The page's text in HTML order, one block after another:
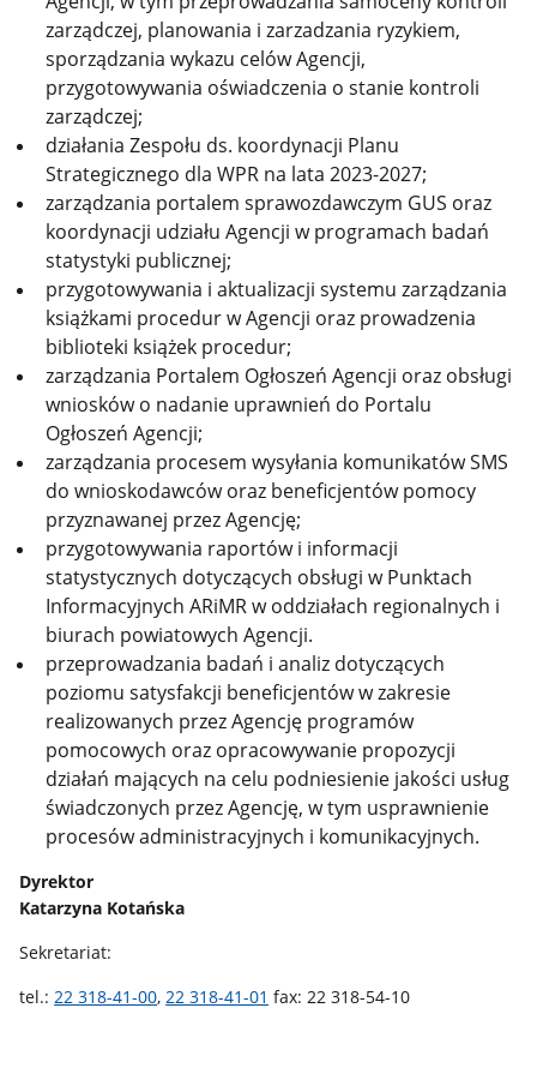
zarządczej, planowania i zarzadzania ryzykiem,
sporządzania wykazu celów Agencji,
przygotowywania oświadczenia o stanie kontroli
zarządczej;
działania Zespołu ds. koordynacji Planu
Strategicznego dla WPR na lata 2023-2027;
zarządzania portalem sprawozdawczym GUS oraz
koordynacji udziału Agencji w programach badań
statystyki publicznej;
przygotowywania i aktualizacji systemu zarządzania
książkami procedur w Agencji oraz prowadzenia
biblioteki książek procedur;
zarządzania Portalem Ogłoszeń Agencji oraz obsługi
wniosków o nadanie uprawnień do Portalu
Ogłoszeń Agencji;
zarządzania procesem wysyłania komunikatów SMS
do wnioskodawców oraz beneficjentów pomocy
przyznawanej przez Agencję;
przygotowywania raportów i informacji
statystycznych dotyczących obsługi w Punktach
Informacyjnych ARiMR w oddziałach regionalnych i
biurach powiatowych Agencji.
przeprowadzania badań i analiz dotyczących
poziomu satysfakcji beneficjentów w zakresie
realizowanych przez Agencję programów
pomocowych oraz opracowywanie propozycji
działań mających na celu podniesienie jakości usług
świadczonych przez Agencję, w tym usprawnienie
procesów administracyjnych i komunikacyjnych.
Dyrektor
Katarzyna Kotańska
Sekretariat:
tel.: 22 318-41-00, 22 318-41-01 fax: 22 318-54-10